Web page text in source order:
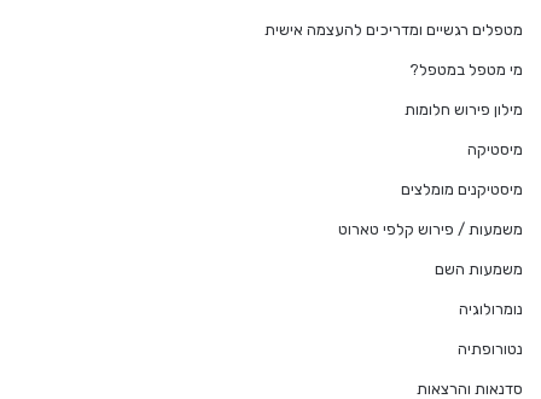
מטפלים רגשיים ומדריכים להעצמה אישית
מי מטפל במטפל?
מילון פירוש חלומות
מיסטיקה
מיסטיקנים מומלצים
משמעות / פירוש קלפי טארוט
משמעות השם
נומרולוגיה
נטורופתיה
סדנאות והרצאות